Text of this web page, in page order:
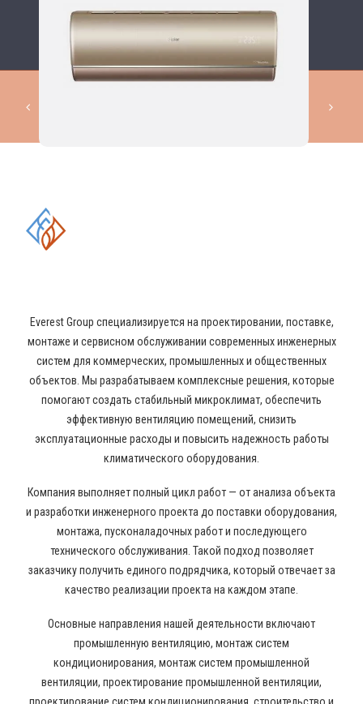
Everest Group специализируется на проектировании, поставке,
монтаже и сервисном обслуживании современных инженерных
систем для коммерческих, промышленных и общественных
объектов. Мы разрабатываем комплексные решения, которые
помогают создать стабильный микроклимат, обеспечить
эффективную вентиляцию помещений, снизить
эксплуатационные расходы и повысить надежность работы
климатического оборудования.
Компания выполняет полный цикл работ — от анализа объекта
и разработки инженерного проекта до поставки оборудования,
монтажа, пусконаладочных работ и последующего
технического обслуживания. Такой подход позволяет
заказчику получить единого подрядчика, который отвечает за
качество реализации проекта на каждом этапе.
Основные направления нашей деятельности включают
промышленную вентиляцию, монтаж систем
кондиционирования, монтаж систем промышленной
вентиляции, проектирование промышленной вентиляции,